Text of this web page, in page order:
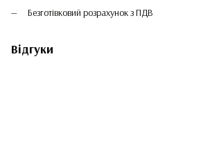
Безготівковий розрахунок з ПДВ
Відгуки